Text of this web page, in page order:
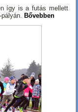
így is a futás mellett
Bővebben